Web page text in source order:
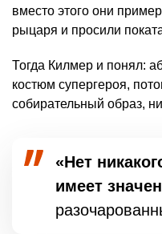
вместо этого они
рыцаря и просили
Тогда Килмер и понял:
костюм супергероя,
собирательный образ,
«Нет
имеет